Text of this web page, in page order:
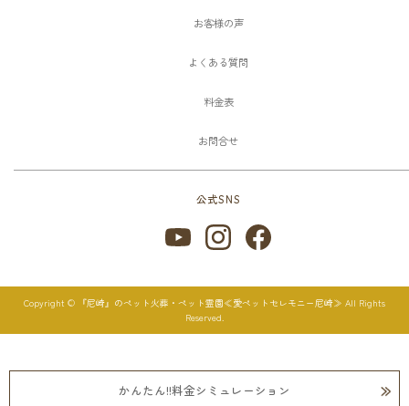
お客様の声
よくある質問
料金表
お問合せ
公式SNS
Copyright © 『尼崎』のペット火葬・ペット霊園≪愛ペットセレモニー尼崎≫ All Rights
Reserved.
かんたん!!料金シミュレーション